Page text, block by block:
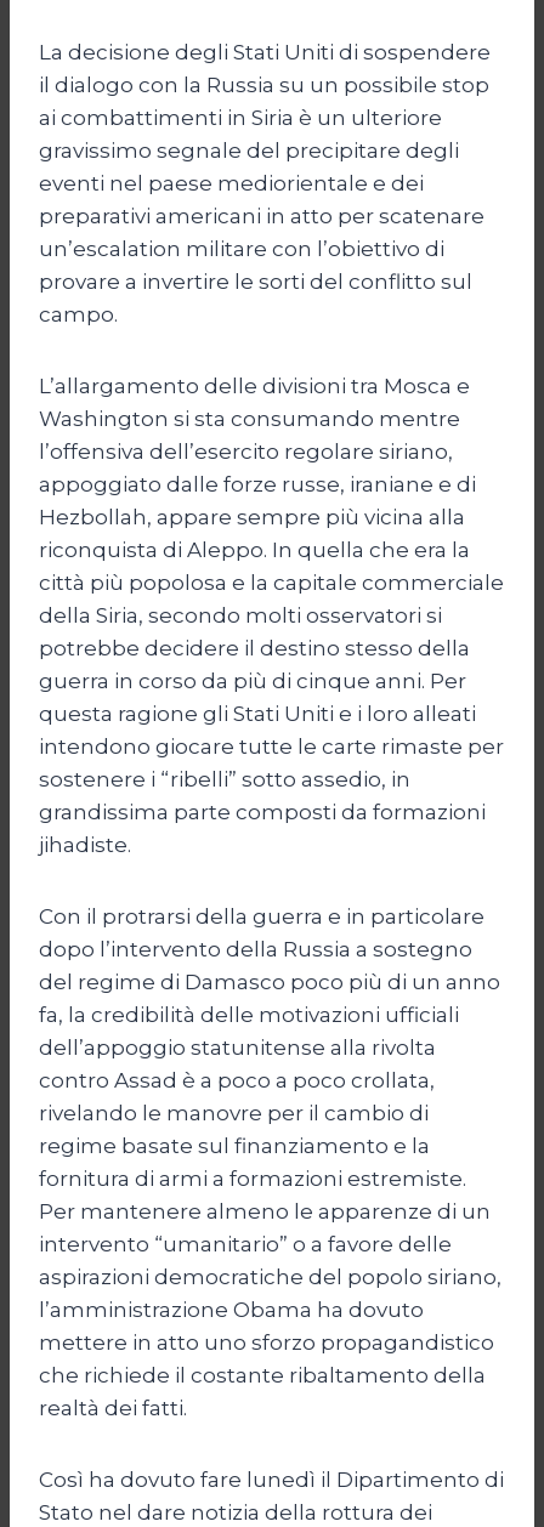
La decisione degli Stati Uniti di sospendere
il dialogo con la Russia su un possibile stop
ai combattimenti in Siria è un ulteriore
gravissimo segnale del precipitare degli
eventi nel paese mediorientale e dei
preparativi americani in atto per scatenare
un’escalation militare con l’obiettivo di
provare a invertire le sorti del conflitto sul
campo.
L’allargamento delle divisioni tra Mosca e
Washington si sta consumando mentre
l’offensiva dell’esercito regolare siriano,
appoggiato dalle forze russe, iraniane e di
Hezbollah, appare sempre più vicina alla
riconquista di Aleppo. In quella che era la
città più popolosa e la capitale commerciale
della Siria, secondo molti osservatori si
potrebbe decidere il destino stesso della
guerra in corso da più di cinque anni. Per
questa ragione gli Stati Uniti e i loro alleati
intendono giocare tutte le carte rimaste per
sostenere i “ribelli” sotto assedio, in
grandissima parte composti da formazioni
jihadiste.
Con il protrarsi della guerra e in particolare
dopo l’intervento della Russia a sostegno
del regime di Damasco poco più di un anno
fa, la credibilità delle motivazioni ufficiali
dell’appoggio statunitense alla rivolta
contro Assad è a poco a poco crollata,
rivelando le manovre per il cambio di
regime basate sul finanziamento e la
fornitura di armi a formazioni estremiste.
Per mantenere almeno le apparenze di un
intervento “umanitario” o a favore delle
aspirazioni democratiche del popolo siriano,
l’amministrazione Obama ha dovuto
mettere in atto uno sforzo propagandistico
che richiede il costante ribaltamento della
realtà dei fatti.
Così ha dovuto fare lunedì il Dipartimento di
Stato nel dare notizia della rottura dei